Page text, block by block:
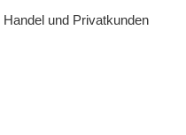
und Privatkunden